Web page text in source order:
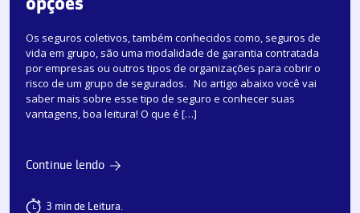
Os seguros coletivos, também conhecidos como, seguros de
vida em grupo, são uma modalidade de garantia contratada
por empresas ou outros tipos de organizações para cobrir o
risco de um grupo de segurados. No artigo abaixo você vai
saber mais sobre esse tipo de seguro e conhecer suas
vantagens, boa leitura! O que é […]
Continue lendo
3 min de Leitura.